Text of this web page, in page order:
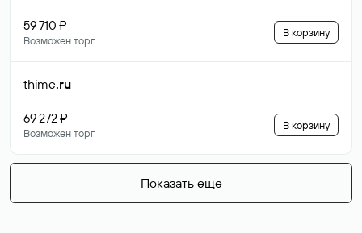
59 710 ₽
Возможен торг
В корзину
thime.ru
69 272 ₽
Возможен торг
В корзину
Показать еще